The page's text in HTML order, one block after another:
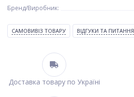
Бренд/Виробник:
САМОВИВІЗ ТОВАРУ ВІДГУКИ ТА ПИТАННЯ
Доставка товару по Україні